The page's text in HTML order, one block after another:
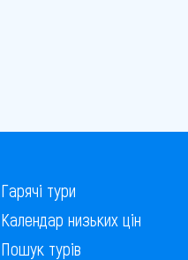
Гарячі тури
Календар низьких цін
Пошук турів